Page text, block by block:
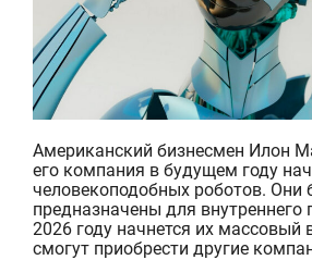
Американский бизнесмен Илон Маск заявил, что
его компания в будущем году
человекоподобных роботов. Они
предназначены для внутреннего
2026 году начнется их массовый
смогут приобрести другие